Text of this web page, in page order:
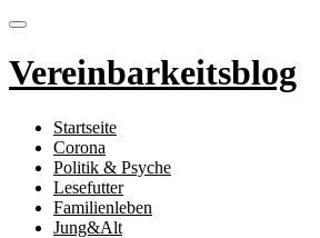
Vereinbarkeitsblog
Startseite
Corona
Politik & Psyche
Lesefutter
Familienleben
Jung&Alt